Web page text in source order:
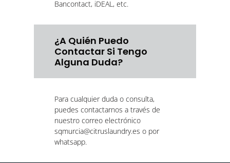
Bancontact, iDEAL, etc.
¿A Quién Puedo
Contactar Si Tengo
Alguna Duda?
Para cualquier duda o consulta,
puedes contactarnos a través de
nuestro correo electrónico
sqmurcia@citruslaundry.es o por
whatsapp.